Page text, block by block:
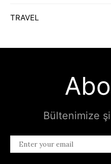
TRAVEL
Bültenimize